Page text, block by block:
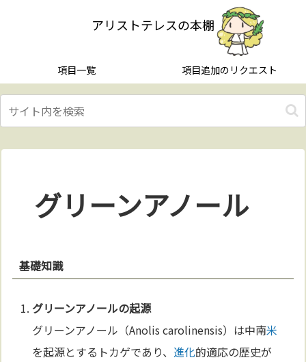
アリストテレスの本棚
項目一覧 項目追加のリクエスト
グリーンアノール
基礎知識
グリーンアノールの起源
グリーンアノール（Anolis carolinensis）は中南米
を起源とするトカゲであり、進化的適応の歴史が